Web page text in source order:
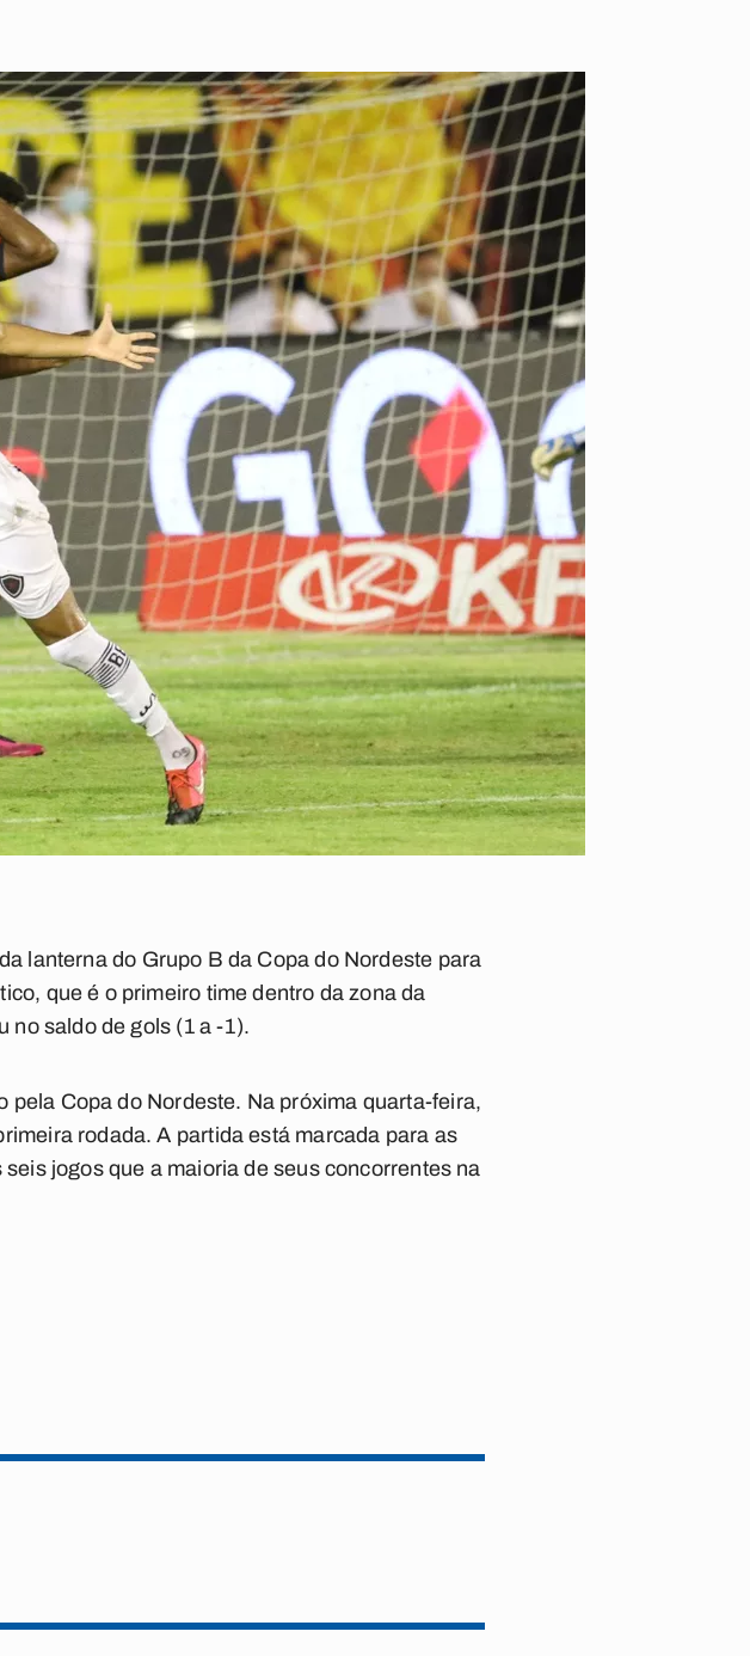
lanterna do Grupo B da Copa do Nordeste para
que é o primeiro time dentro da zona da
no saldo de gols (1 a -1).
pela Copa do Nordeste. Na próxima quarta-feira,
rodada. A partida está marcada para as
jogos que a maioria de seus concorrentes na